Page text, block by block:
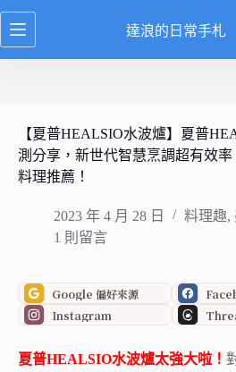
跳
至
達浪的日常手札
【夏普HEALSIO水波爐】夏普
測分享，新世代智慧烹調超有效
料理推薦！
2023 年 4 月 28 日 料理趣,
1 則留言
Google 偏好來源
Instagram
夏普HEALSIO水波爐太強大啦！